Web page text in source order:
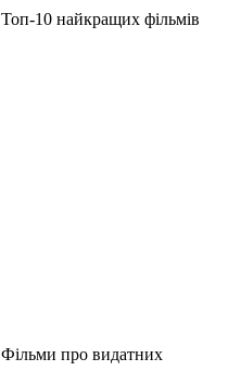
Топ-10 найкращих фільмів
Фільми про видатних